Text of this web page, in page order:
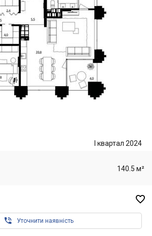
I квартал 2024
140.5 м²

 Уточнити наявність